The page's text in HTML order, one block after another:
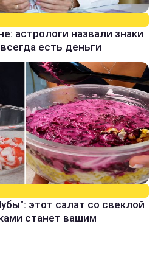
астрологи назвали знаки
есть деньги
этот салат со свеклой
станет вашим